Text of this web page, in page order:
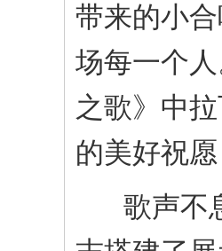
带来的小
场每一个
之歌》中
的美好祝
歌声不息